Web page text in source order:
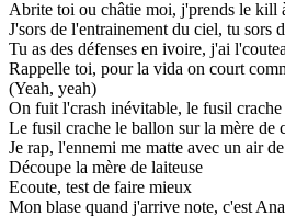
Abrite toi ou châtie moi, j'prends le kill
J'sors de l'entrainement du ciel, tu sors
Tu as des défenses en ivoire, j'ai
Rappelle toi, pour la vida on court
(Yeah, yeah)
On fuit l'crash inévitable, le fusil
Le fusil crache le ballon sur la mère de
Je rap, l'ennemi me matte avec un air
Découpe la mère de laiteuse
Ecoute, test de faire mieux
Mon blase quand j'arrive note, c'est